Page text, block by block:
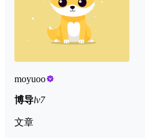
moyuoo
博导lv7
文章